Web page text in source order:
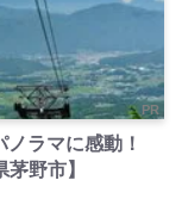
PR
ノラマに感動！
野市】